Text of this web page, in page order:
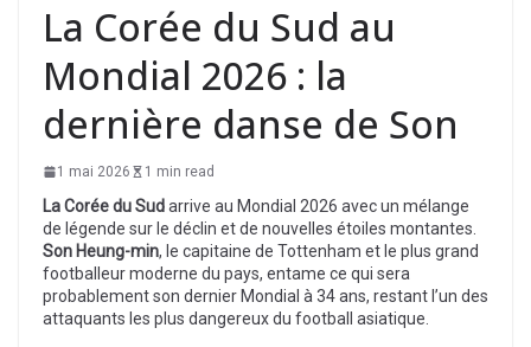
La Corée du Sud au
Mondial 2026 : la
dernière danse de Son
1 mai 2026 1 min read
La Corée du Sudarrive au Mondial 2026 avec un mélange
de légende sur le déclin et de nouvelles étoiles montantes.
Son Heung-min, le capitaine de Tottenham et le plus grand
footballeur moderne du pays, entame ce qui sera
probablement son dernier Mondial à 34 ans, restant l’un des
attaquants les plus dangereux du football asiatique.